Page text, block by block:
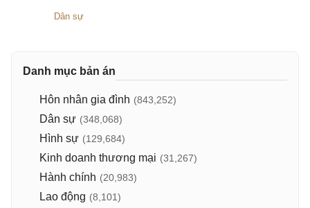
Dân sự
Danh mục bản án
Hôn nhân gia đình (843,252)
Dân sự (348,068)
Hình sự (129,684)
Kinh doanh thương mại (31,267)
Hành chính (20,983)
Lao động (8,101)